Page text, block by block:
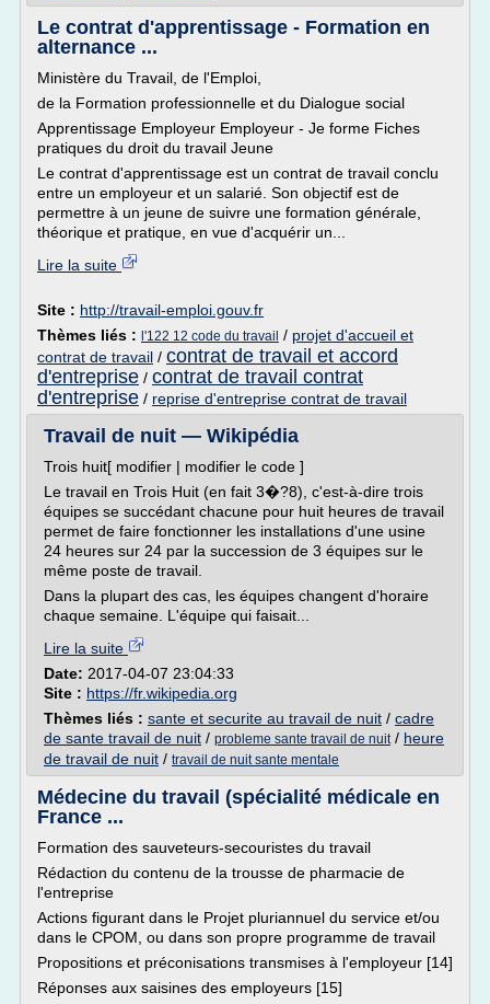
Le contrat d'apprentissage - Formation en
alternance ...
Ministère du Travail, de l'Emploi,
de la Formation professionnelle et du Dialogue social
Apprentissage Employeur Employeur - Je forme Fiches
pratiques du droit du travail Jeune
Le contrat d'apprentissage est un contrat de travail conclu
entre un employeur et un salarié. Son objectif est de
permettre à un jeune de suivre une formation générale,
théorique et pratique, en vue d'acquérir un...
Lire la suite
Site : http://travail-emploi.gouv.fr
Thèmes liés : l'122 12 code du travail / projet d'accueil et
contrat de travail / contrat de travail et accord
d'entreprise / contrat de travail contrat
d'entreprise / reprise d'entreprise contrat de travail
Travail de nuit — Wikipédia
Trois huit[ modifier | modifier le code ]
Le travail en Trois Huit (en fait 3�?8), c'est-à-dire trois
équipes se succédant chacune pour huit heures de travail
permet de faire fonctionner les installations d'une usine
24 heures sur 24 par la succession de 3 équipes sur le
même poste de travail.
Dans la plupart des cas, les équipes changent d'horaire
chaque semaine. L'équipe qui faisait...
Lire la suite
Date: 2017-04-07 23:04:33
Site : https://fr.wikipedia.org
Thèmes liés : sante et securite au travail de nuit / cadre
de sante travail de nuit / probleme sante travail de nuit/ heure
de travail de nuit / travail de nuit sante mentale
Médecine du travail (spécialité médicale en
France ...
Formation des sauveteurs-secouristes du travail
Rédaction du contenu de la trousse de pharmacie de
l'entreprise
Actions figurant dans le Projet pluriannuel du service et/ou
dans le CPOM, ou dans son propre programme de travail
Propositions et préconisations transmises à l'employeur [14]
Réponses aux saisines des employeurs [15]